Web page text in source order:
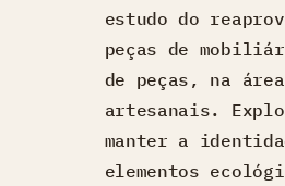
estudo do
peças de
de peças, na
artesanais.
manter a
elementos